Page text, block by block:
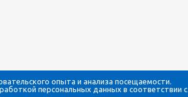
опыта и анализа посещаемости.
персональных данных в соответствии с